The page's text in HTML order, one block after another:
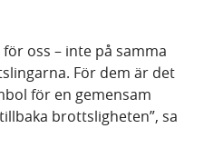
oss – inte på samma
För dem är det
för en gemensam
brottsligheten”, sa